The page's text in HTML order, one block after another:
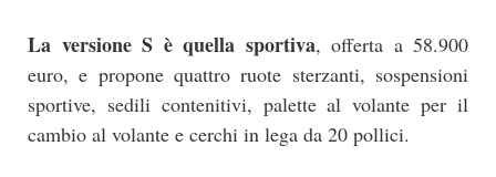
La versione S è quella sportiva, offerta a 58.900
euro, e propone quattro ruote sterzanti, sospensioni
sportive, sedili contenitivi, palette al volante per il
cambio al volante e cerchi in lega da 20 pollici.